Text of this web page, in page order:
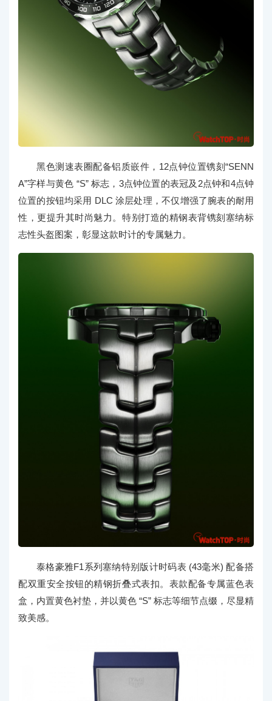
黑色测速表圈配备铝质嵌件，12点钟位置镌刻“SENN
A”字样与黄色 “S” 标志，3点钟位置的表冠及2点钟和4点钟
位置的按钮均采用 DLC 涂层处理，不仅增强了腕表的耐用
性，更提升其时尚魅力。特别打造的精钢表背镌刻塞纳标
志性头盔图案，彰显这款时计的专属魅力。
泰格豪雅F1系列塞纳特别版计时码表 (43毫米) 配备搭
配双重安全按钮的精钢折叠式表扣。表款配备专属蓝色表
盒，内置黄色衬垫，并以黄色 “S” 标志等细节点缀，尽显精
致美感。